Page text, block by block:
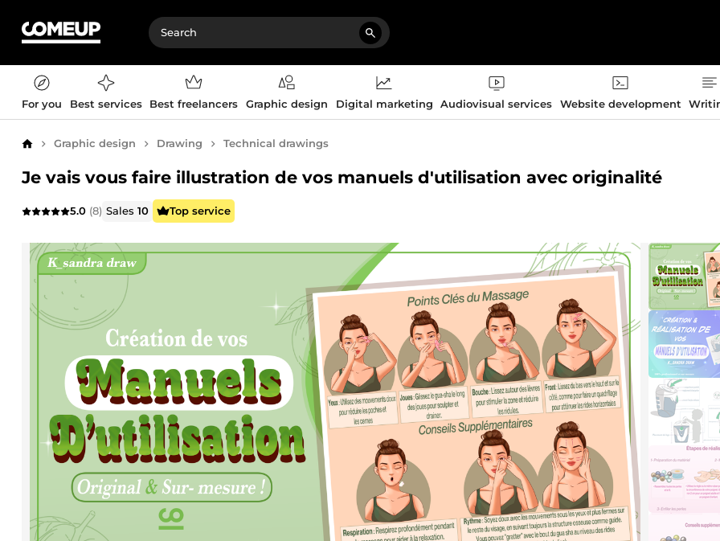
For you Best services Best freelancers Graphic design Digital marketing Audiovisual services Website development
Home Graphic design Drawing Technical drawings
Je vais vous faire illustration de vos manuels d'utilisation avec originalité
5.0 (8) Sales10 Top service